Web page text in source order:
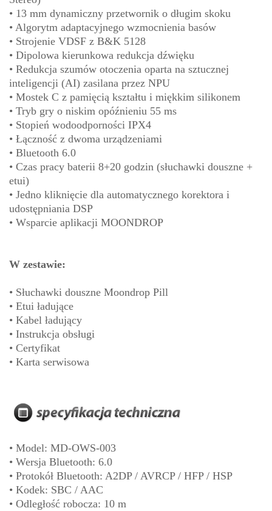
• 13 mm dynamiczny przetwornik o długim skoku
• Algorytm adaptacyjnego wzmocnienia basów
• Strojenie VDSF z B&K 5128
• Dipolowa kierunkowa redukcja dźwięku
• Redukcja szumów otoczenia oparta na sztucznej
inteligencji (AI) zasilana przez NPU
• Mostek C z pamięcią kształtu i miękkim silikonem
• Tryb gry o niskim opóźnieniu 55 ms
• Stopień wodoodporności IPX4
• Łączność z dwoma urządzeniami
• Bluetooth 6.0
• Czas pracy baterii 8+20 godzin (słuchawki douszne +
etui)
• Jedno kliknięcie dla automatycznego korektora i
udostępniania DSP
• Wsparcie aplikacji MOONDROP
W zestawie:
• Słuchawki douszne Moondrop Pill
• Etui ładujące
• Kabel ładujący
• Instrukcja obsługi
• Certyfikat
• Karta serwisowa
• Model: MD-OWS-003
• Wersja Bluetooth: 6.0
• Protokół Bluetooth: A2DP / AVRCP / HFP / HSP
• Kodek: SBC / AAC
• Odległość robocza: 10 m